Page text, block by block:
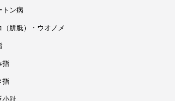
トン病
（胼胝）・ウオノメ
指
指
小趾